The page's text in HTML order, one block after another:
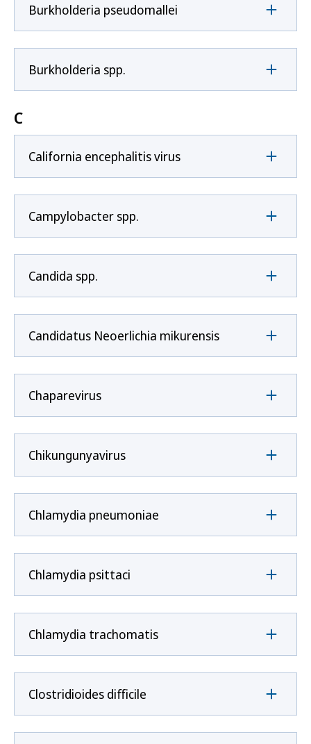
Burkholderia pseudomallei
Burkholderia spp.
C
California encephalitis virus
Campylobacter spp.
Candida spp.
Candidatus Neoerlichia mikurensis
Chaparevirus
Chikungunyavirus
Chlamydia pneumoniae
Chlamydia psittaci
Chlamydia trachomatis
Clostridioides difficile